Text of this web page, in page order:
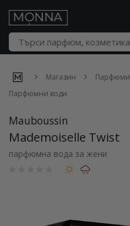
Магазин Парфюми
Парфюмни води
Mauboussin
Mademoiselle Twist
парфюмна вода за жени